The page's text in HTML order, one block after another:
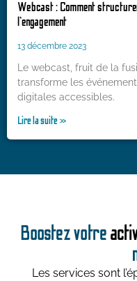
Webcast : Comment
l’engagement
13 décembre 2023
Le webcast, fruit de la
transforme les
digitales accessibles.
Lire la suite »
Boostez votre
Les services sont